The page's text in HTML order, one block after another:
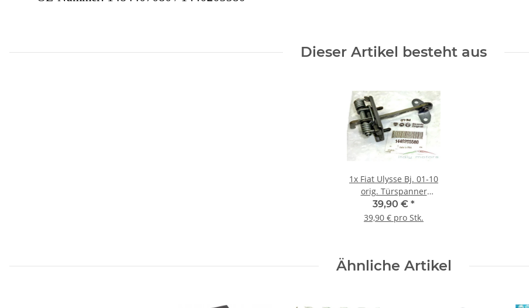
Dieser Artikel besteht aus
1x Fiat Ulysse Bj. 01-10
orig. Türspanner
Türfangband vorne
1440205580 -
39,90 € *
39,90 € pro Stk.
Ähnliche Artikel